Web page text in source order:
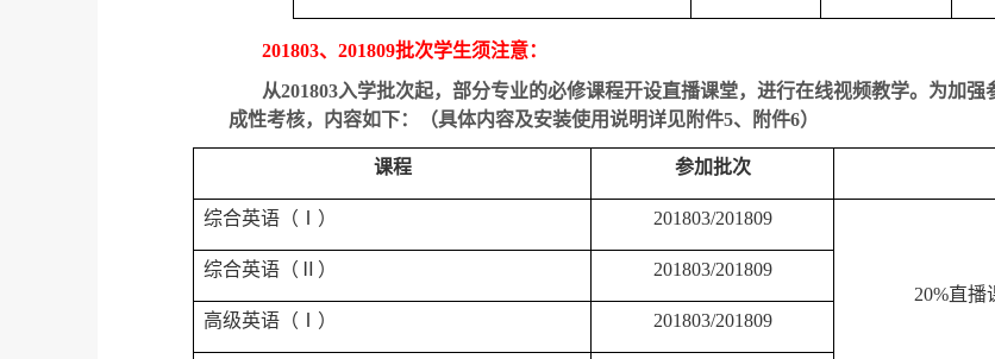
201803、201809批次学生须注意：
从201803入学批次起，部分专业的必修课程开设直播课堂，进行在线视频教学。为加
成性考核，内容如下：（具体内容及安装使用说明详见附件5、附件6）
课程 参加批次
综合英语（Ⅰ） 201803/201809
20%直播
综合英语（Ⅱ） 201803/201809
高级英语（Ⅰ） 201803/201809